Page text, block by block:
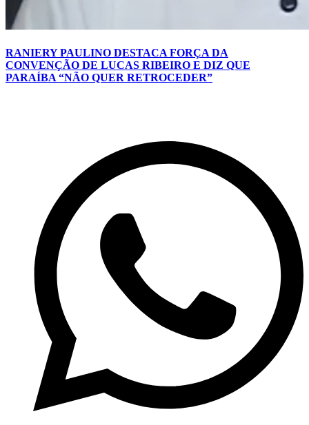
RANIERY PAULINO DESTACA FORÇA DA
CONVENÇÃO DE LUCAS RIBEIRO E DIZ QUE
PARAÍBA “NÃO QUER RETROCEDER”